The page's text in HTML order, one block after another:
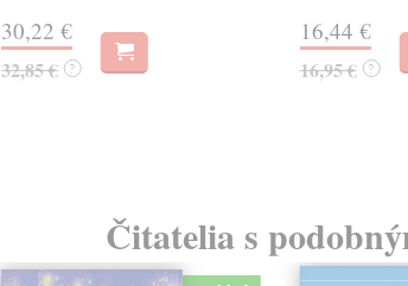
30,22 €
32,85 € ?
16,44 €
16,95 € ?
Čitatelia s